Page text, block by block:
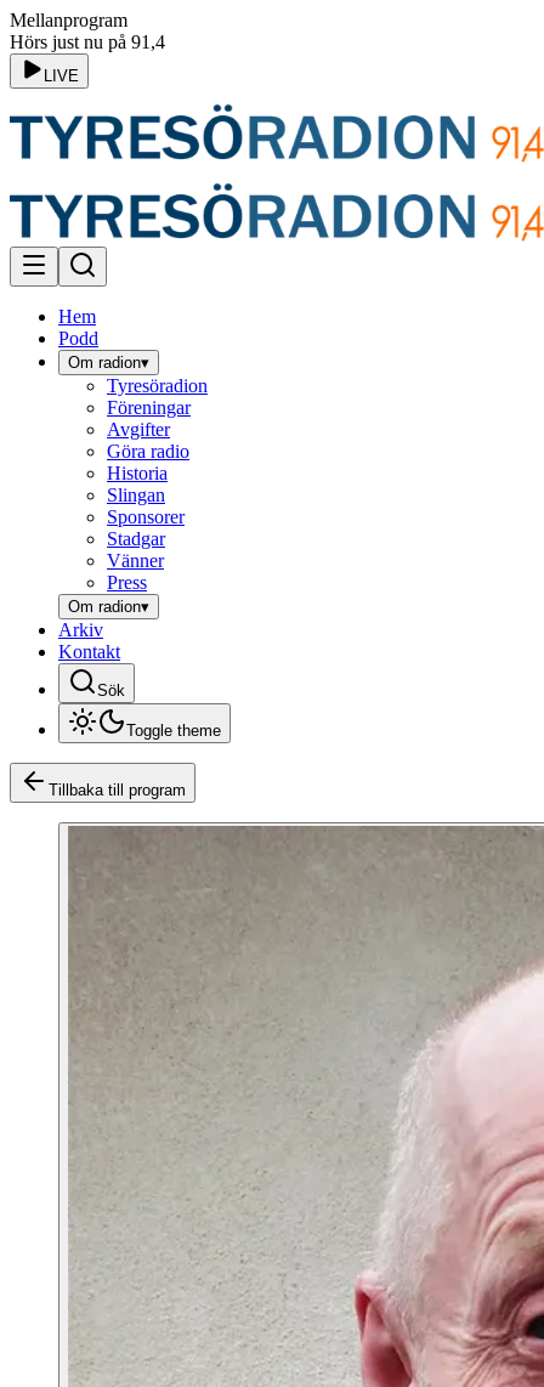
Mellanprogram
Hörs just nu på 91,4
LIVE
Hem
Podd
Om radion▾
Tyresöradion
Föreningar
Avgifter
Göra radio
Historia
Slingan
Sponsorer
Stadgar
Vänner
Press
Om radion▾
Arkiv
Kontakt
Sök
Toggle theme
Tillbaka till program